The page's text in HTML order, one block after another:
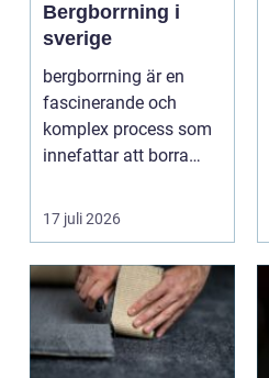
Bergborrning i
sverige
bergborrning är en
fascinerande och
komplex process som
innefattar att borra
minerale...
17 juli 2026